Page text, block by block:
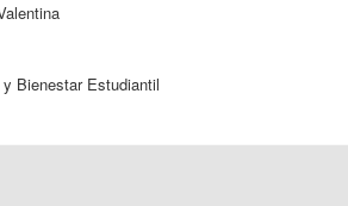
Bienestar Estudiantil